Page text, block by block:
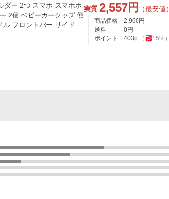
ダー 2つ スマホ スマホホ
2個 ベビーカーグッズ 便
ル フロントバー サイド
実質 2,557円 （最安値）
商品価格 2,960円
送料
0円
ポイント
403pt（ 15%）